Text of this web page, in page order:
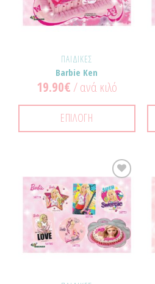
ΠΑΙΔΙΚΈΣ
Barbie Ken
19.90€/ ανά κιλό
ΕΠΙΛΟΓΉ
Προσθήκη
στα
Αγαπημένα!